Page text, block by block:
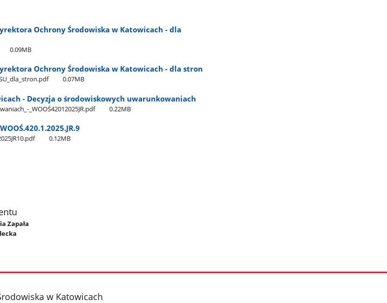
Ochrony Środowiska w Katowicach - dla
0.09MB
Ochrony Środowiska w Katowicach - dla stron
0.07MB
- Decyzja o środowiskowych uwarunkowaniach
​_WOOŚ42012025JR.pdf 0.22MB
0.12MB
Zapała
w Katowicach